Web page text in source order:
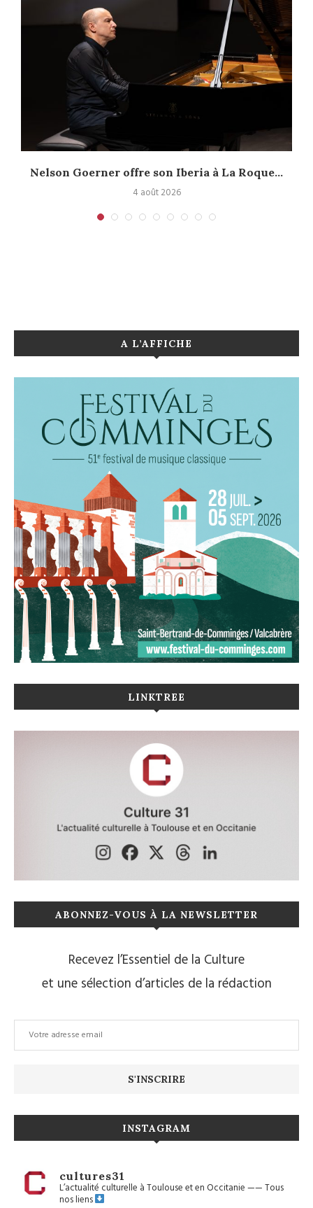
Nelson Goerner offre son Iberia à La Roque...
4 août 2026
A L’AFFICHE
LINKTREE
ABONNEZ-VOUS À LA NEWSLETTER
Recevez l’Essentiel de la Culture
et une sélection d’articles de la rédaction
INSTAGRAM
cultures31
L’actualité culturelle à Toulouse et en Occitanie——Tous
nos liens